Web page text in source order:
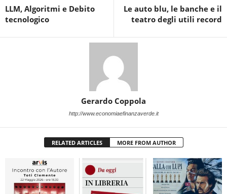
LLM, Algoritmi e Debito
tecnologico
Le auto blu, le banche e il
teatro degli utili record
Gerardo Coppola
http://www.economiaefinanzaverde.it
RELATED ARTICLES MORE FROM AUTHOR